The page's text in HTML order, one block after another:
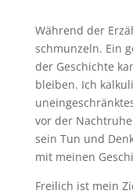
Während der
schmunzeln. Ein
der Geschichte
bleiben. Ich
vor der
sein Tun und
mit meinen
Freilich ist mein